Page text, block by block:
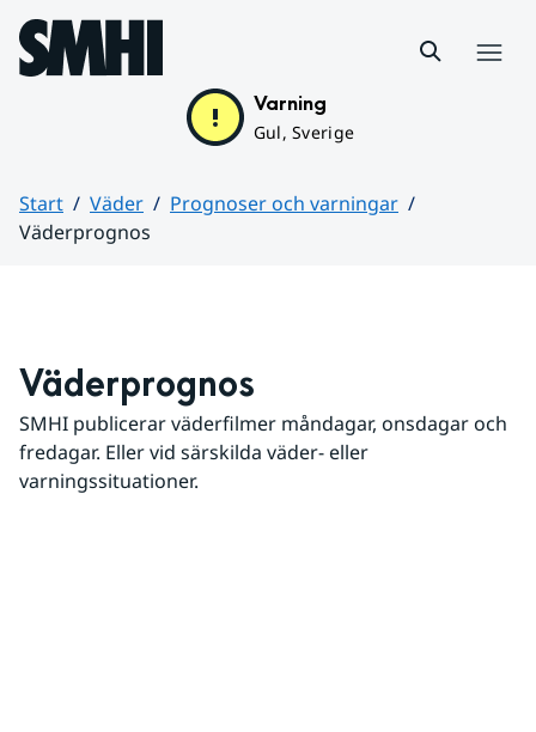
Hoppa till sidans innehåll
Varning
Gul, Sverige
Start Väder
Prognoser och varningar
Väderprognos
Väderprognos
SMHI publicerar väderfilmer måndagar, onsdagar och
fredagar. Eller vid särskilda väder- eller
varningssituationer.